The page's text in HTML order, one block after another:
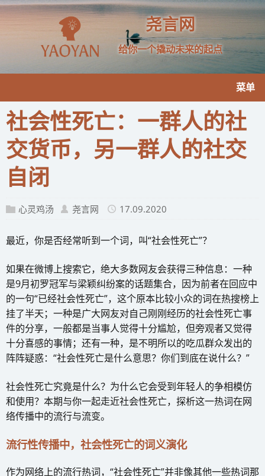
尧言网
给你一个撬动未来的起点
菜单
社会性死亡：一群人的社
交货币，另一群人的社交
自闭
心灵鸡汤 尧言网 17.09.2020
最近，你是否经常听到一个词，叫“社会性死亡”？
如果在微博上搜索它，绝大多数网友会获得三种信息：一种
是9月初罗冠军与梁颖纠纷案的话题集合，因为前者在回应中
的一句“已经社会性死亡”，这个原本比较小众的词在热搜榜上
挂了半天；一种是广大网友对自己刚刚经历的社会性死亡事
件的分享，一般都是当事人觉得十分尴尬，但旁观者又觉得
十分喜感的事情；还有一种，是不明所以的吃瓜群众发出的
阵阵疑惑：“社会性死亡是什么意思？你们到底在说什么？”
社会性死亡究竟是什么？为什么它会受到年轻人的争相模仿
和使用？本期与你一起走近社会性死亡，探析这一热词在网
络传播中的流行与流变。
流行性传播中，社会性死亡的词义演化
作为网络上的流行热词，“社会性死亡”并非像其他一些热词那